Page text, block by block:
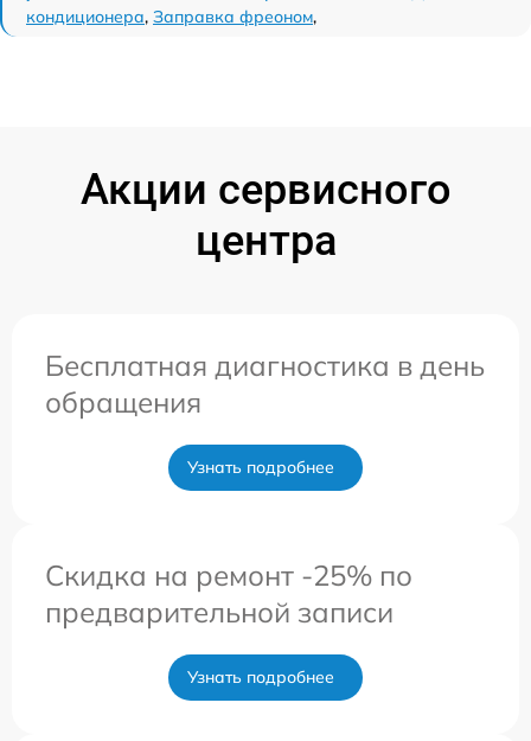
кондиционера, Заправка фреоном,
Акции сервисного
центра
Бесплатная диагностика в день
обращения
Узнать подробнее
Скидка на ремонт -25% по
предварительной записи
Узнать подробнее